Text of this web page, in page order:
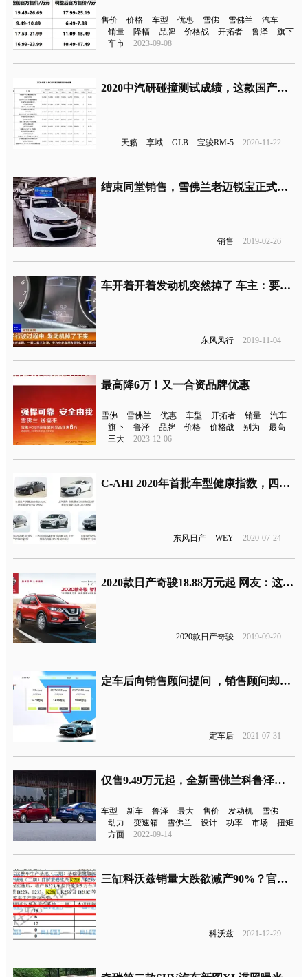
售价 价格 车型 优惠 雪佛 雪佛兰
汽车
销量
降幅 品牌 价格战 开拓者 鲁泽
旗下
车市
2023-09-08
2020中汽研碰撞测试成绩，这款国产车型评分最低
天籁 享域 GLB 宝骏RM-5 2020-11-22
结束同堂销售，雪佛兰老迈锐宝正式停产
销售 2019-02-26
车开着开着发动机突然掉了 车主：要是在高速上人早没了
东风风行 2019-11-04
最高降6万！又一合资品牌优惠
雪佛 雪佛兰 优惠 车型 开拓者 销量
汽车
旗下
鲁泽 品牌 价格 价格战 别为
最高
三大
2023-12-06
C-AHI 2020年首批车型健康指数，四款主流合资车型上榜
东风日产 WEY 2020-07-24
2020款日产奇骏18.88万元起 网友：这个价格是不是膨胀了
2020款日产奇骏 2019-09-20
定车后向销售顾问提问 ，销售顾问却称客户为“祸害”让其退单
定车后 2021-07-31
仅售9.49万元起，全新雪佛兰科鲁泽上市
车型 新车 鲁泽 最大 售价 发动机
雪佛
动力
变速箱 雪佛兰 设计 功率 市场
扭矩
方面
2022-09-14
三缸科沃兹销量大跌欲减产90%？官方回应
科沃兹 2021-12-29